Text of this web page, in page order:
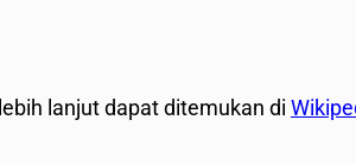
lanjut dapat ditemukan di